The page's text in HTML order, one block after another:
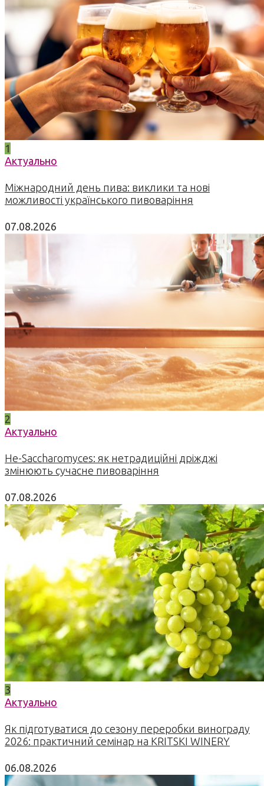
1
Актуально
Міжнародний день пива: виклики та нові
можливості українського пивоваріння
07.08.2026
2
Актуально
Не-Saccharomyces: як нетрадиційні дріжджі
змінюють сучасне пивоваріння
07.08.2026
3
Актуально
Як підготуватися до сезону переробки винограду
2026: практичний семінар на KRITSKI WINERY
06.08.2026